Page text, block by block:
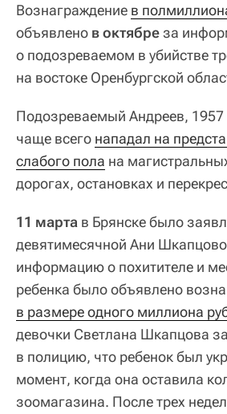
Вознаграждение в
объявлено в октябреза
о подозреваемом в убийстве
на востоке Оренбургской
Подозреваемый Андреев, 1957
чаще всего нападал на
слабого пола на
дорогах, остановках и
11 марта в Брянске было
девятимесячной Ани
информацию о похитителе и
ребенка было объявлено
в размере одного миллиона
девочки Светлана Шкапцова
в полицию, что ребенок был
момент, когда она оставила
зоомагазина. После трех